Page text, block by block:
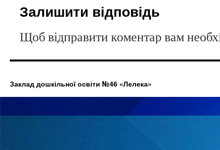
Залишити відповідь
Щоб відправити коментар вам
Заклад дошкільної освіти №46 «Лелека»